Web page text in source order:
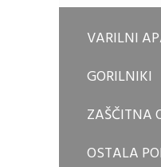
VARILNI
GORILNIKI
ZAŠČITNA
OSTALA